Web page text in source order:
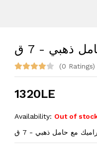
ذهبي - 7 ق
(0 Ratings)
1320LE
Availability: Out of
مع حامل ذهبي - 7 ق